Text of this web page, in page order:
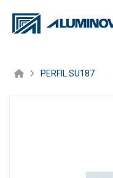
PERFIL SU187